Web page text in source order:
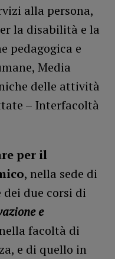
alla persona,
la disabilità e la
pedagogica e
Media
delle attività
– Interfacoltà
per il
, nella sede di
dei due corsi di
e
facoltà di
e di quello in